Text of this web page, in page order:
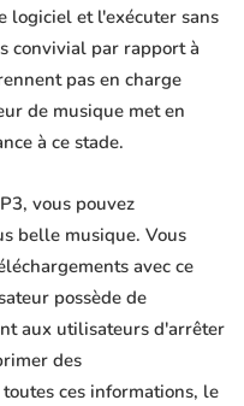
logiciel et l'exécuter sans
convivial par rapport à
pas en charge
de musique met en
à ce stade.
vous pouvez
belle musique. Vous
avec ce
possède de
aux utilisateurs d'arrêter
des
ces informations, le